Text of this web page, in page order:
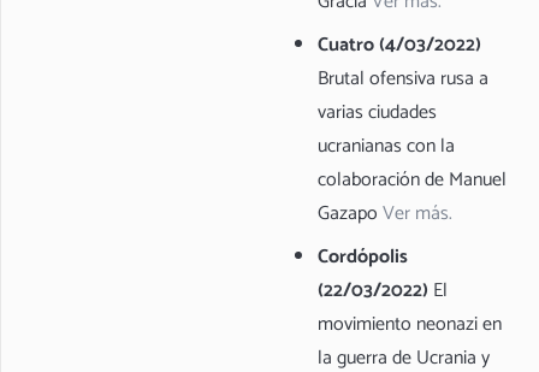
Cuatro (4/03/2022)
Brutal ofensiva rusa a
varias ciudades
ucranianas con la
colaboración de Manuel
GazapoVer más.
Cordópolis
(22/03/2022) El
movimiento neonazi en
la guerra de Ucrania y